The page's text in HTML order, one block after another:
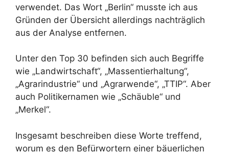
verwendet. Das Wort „Berlin“ musste ich aus
Gründen der Übersicht allerdings nachträglich
aus der Analyse entfernen.
Unter den Top 30 befinden sich auch Begriffe
wie „Landwirtschaft“, „Massentierhaltung“,
„Agrarindustrie“ und „Agrarwende“, „TTIP“. Aber
auch Politikernamen wie „Schäuble“ und
„Merkel“.
Insgesamt beschreiben diese Worte treffend,
worum es den Befürwortern einer bäuerlichen